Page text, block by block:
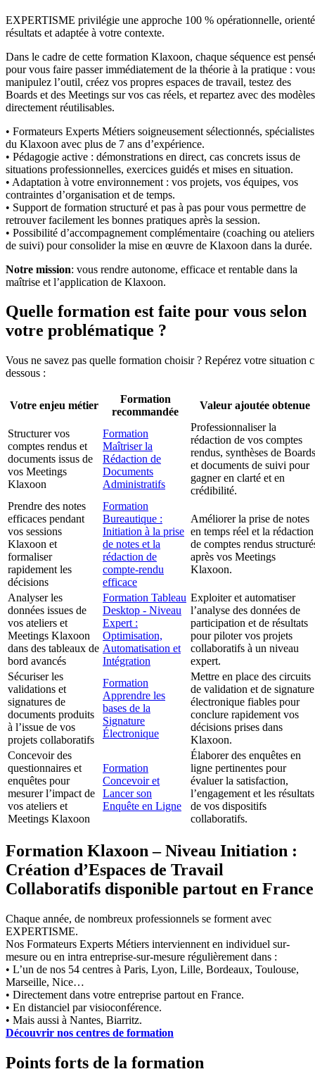
EXPERTISME privilégie une approche 100 % opérationnelle,
résultats et adaptée à votre contexte.
Dans le cadre de cette formation Klaxoon, chaque séquence est
pour vous faire passer immédiatement de la théorie à la pratique :
manipulez l’outil, créez vos propres espaces de travail, testez des
Boards et des Meetings sur vos cas réels, et repartez avec des modèles
directement réutilisables.
• Formateurs Experts Métiers soigneusement sélectionnés, spécialistes
du Klaxoon avec plus de 7 ans d’expérience.
• Pédagogie active : démonstrations en direct, cas concrets issus de
situations professionnelles, exercices guidés et mises en situation.
• Adaptation à votre environnement : vos projets, vos équipes, vos
contraintes d’organisation et de temps.
• Support de formation structuré et pas à pas pour vous permettre de
retrouver facilement les bonnes pratiques après la session.
• Possibilité d’accompagnement complémentaire (coaching ou ateliers
de suivi) pour consolider la mise en œuvre de Klaxoon dans la durée.
Notre mission: vous rendre autonome, efficace et rentable dans la
maîtrise et l’application de Klaxoon.
Quelle formation est faite pour vous selon
votre problématique ?
Vous ne savez pas quelle formation choisir ? Repérez votre situation
dessous :
Votre enjeu métier
Formation
recommandée
Valeur ajoutée obtenue
Structurer vos
comptes rendus et
documents issus de
vos Meetings
Klaxoon
Formation
Maîtriser la
Rédaction de
Documents
Administratifs
Professionnaliser la
rédaction de vos comptes
rendus, synthèses de Boards
et documents de suivi pour
gagner en clarté et en
crédibilité.
Prendre des notes
efficaces pendant
vos sessions
Klaxoon et
formaliser
rapidement les
décisions
Formation
Bureautique :
Initiation à la prise
de notes et la
rédaction de
compte-rendu
efficace
Améliorer la prise de notes
en temps réel et la rédaction
de comptes rendus
après vos Meetings
Klaxoon.
Analyser les
données issues de
vos ateliers et
Meetings Klaxoon
dans des tableaux de
bord avancés
Formation Tableau
Desktop - Niveau
Expert :
Optimisation,
Automatisation et
Intégration
Exploiter et automatiser
l’analyse des données de
participation et de résultats
pour piloter vos projets
collaboratifs à un niveau
expert.
Sécuriser les
validations et
signatures de
documents produits
à l’issue de vos
projets collaboratifs
Formation
Apprendre les
bases de la
Signature
Électronique
Mettre en place des circuits
de validation et de signature
électronique fiables pour
conclure rapidement vos
décisions prises dans
Klaxoon.
Concevoir des
questionnaires et
enquêtes pour
mesurer l’impact de
vos ateliers et
Meetings Klaxoon
Formation
Concevoir et
Lancer son
Enquête en Ligne
Élaborer des enquêtes en
ligne pertinentes pour
évaluer la satisfaction,
l’engagement et les résultats
de vos dispositifs
collaboratifs.
Formation Klaxoon – Niveau Initiation :
Création d’Espaces de Travail
Collaboratifs disponible partout en France
Chaque année, de nombreux professionnels se forment avec
EXPERTISME.
Nos Formateurs Experts Métiers interviennent en individuel sur-
mesure ou en intra entreprise-sur-mesure régulièrement dans :
• L’un de nos 54 centres à Paris, Lyon, Lille, Bordeaux, Toulouse,
Marseille, Nice…
• Directement dans votre entreprise partout en France.
• En distanciel par visioconférence.
• Mais aussi à Nantes, Biarritz.
Découvrir nos centres de formation
Points forts de la formation